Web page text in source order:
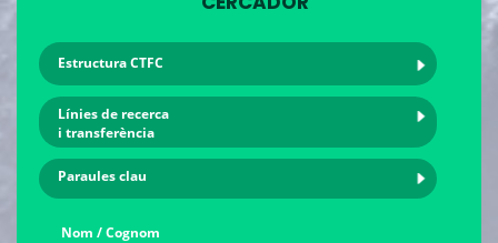
Estructura CTFC
Línies de recerca
i transferència
Paraules clau
Nom / Cognom